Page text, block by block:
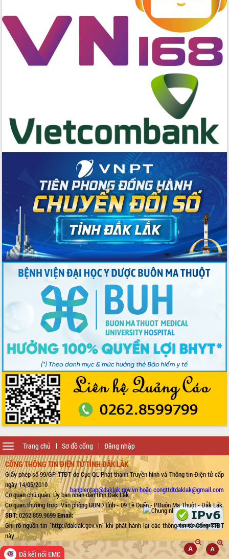
Trang chủ Sơ đồ cổng Đăng nhập
Toggle
navigation
CỔNG THÔNG TIN ĐIỆN TỬ TỈNH ĐẮK LẮK
Giấy phép số 99/GP-TTĐT do Cục QL Phát thanh Truyền hình và Thông tin Điện tử cấp
ngày 14/05/2010
Cơ quan chủ quản: Ủy ban nhân dân tỉnh Đắk Lắk
Cơ quan thường trực: Văn phòng UBND tỉnh - 09 Lê Duẩn - P.Buôn Ma Thuột - Đắk Lắk.
SĐT:0262.859.9699Email:
banbientap@daklak.gov.vn hoặc congttdtdaklak@gmail.com
Ghi rõ nguồn tin "http://daklak.gov.vn" khi phát hành lại các thông tin từ Cổng TTĐT
này
Đã kết nối EMC